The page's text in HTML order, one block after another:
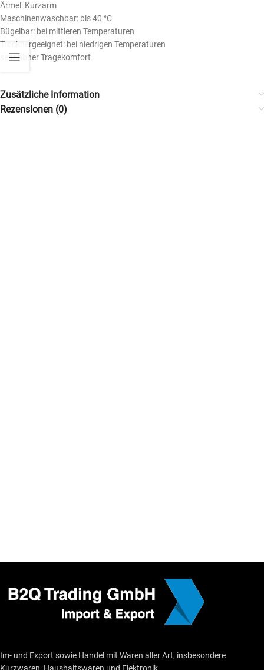
Ärmel: Kurzarm
Maschinenwaschbar: bis 40 °C
Bügelbar: bei mittleren Temperaturen
Trocknergeeignet: bei niedrigen Temperaturen
sehr hoher Tragekomfort
Zusätzliche Information
Rezensionen (0)
Im- und Export sowie Handel mit Waren aller Art, insbesondere